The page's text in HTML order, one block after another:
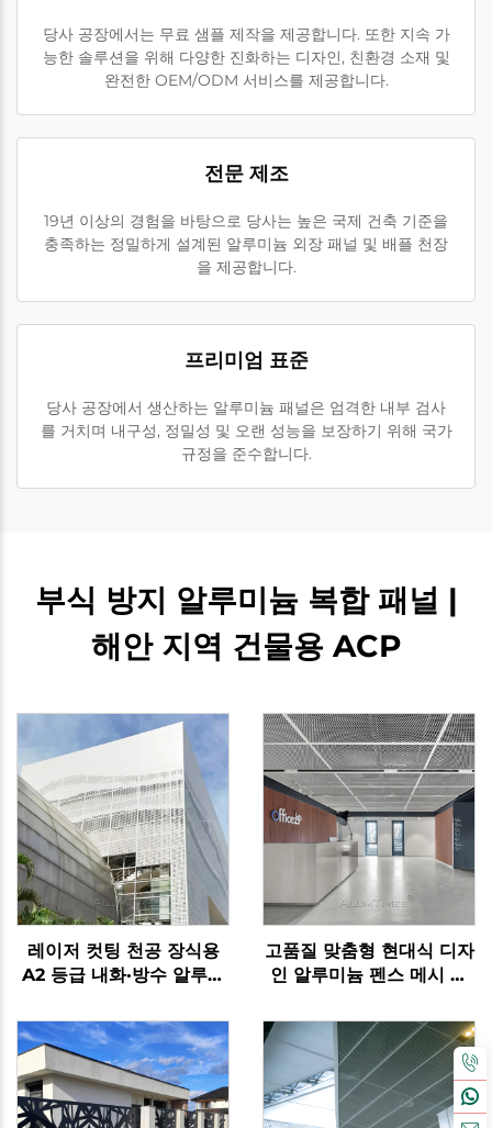
당사 공장에서는 무료 샘플 제작을 제공합니다. 또한 지속 가
능한 솔루션을 위해 다양한 진화하는 디자인, 친환경 소재 및
완전한 OEM/ODM 서비스를 제공합니다.
전문 제조
19년 이상의 경험을 바탕으로 당사는 높은 국제 건축 기준을
충족하는 정밀하게 설계된 알루미늄 외장 패널 및 배플 천장
을 제공합니다.
프리미엄 표준
당사 공장에서 생산하는 알루미늄 패널은 엄격한 내부 검사
를 거치며 내구성, 정밀성 및 오랜 성능을 보장하기 위해 국가
규정을 준수합니다.
부식 방지 알루미늄 복합 패널 |
해안 지역 건물용 ACP
레이저 컷팅 천공 장식용
A2 등급 내화·방수 알루미
고품질 맞춤형 현대식 디자
인 알루미늄 펜스 메시 패